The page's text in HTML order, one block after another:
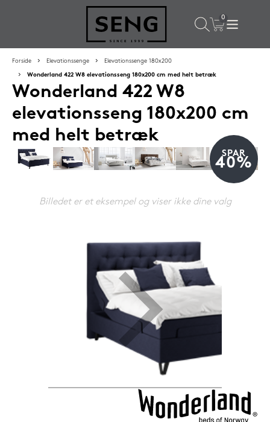
Populære valg til dig
Forside Elevationssenge Elevationssenge 180x200
Wonderland 422 W8 elevationsseng 180x200 cm med helt betræk
Wonderland 422 W8
elevationsseng 180x200 cm
med helt betræk
Billedet er et eksempel og viser ikke dine valg
SPAR
40%